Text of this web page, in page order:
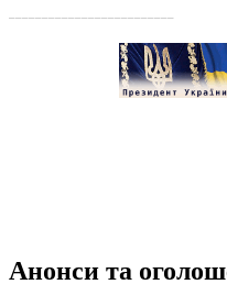
Анонси та